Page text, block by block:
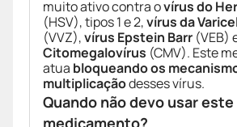
muito ativo contra ovírus do
(HSV), tipos 1 e 2,vírus da
(VVZ),vírus Epstein Barr (VEB)
Citomegalovírus (CMV). Este
atua bloqueando os
multiplicaçãodesses vírus.
Quando não devo usar este
medicamento?